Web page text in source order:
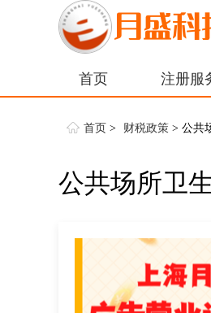
首页 注册服
首页 > 财税政策 > 公共
公共场所卫